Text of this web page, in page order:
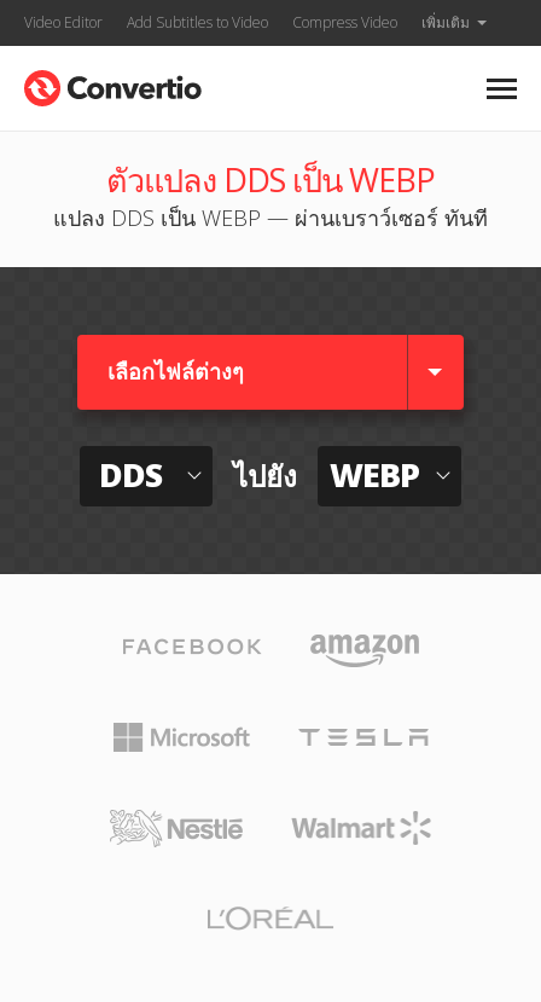
Video Editor Add Subtitles to Video Compress Video เพิ่มเติม
ตัวแปลง DDS เป็น WEBP
แปลง DDS เป็น WEBP — ผ่านเบราว์เซอร์ ทันที
เลือกไฟล์ต่างๆ​
DDS ไปยัง WEBP